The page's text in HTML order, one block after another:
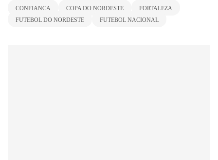
CONFIANCA COPA DO NORDESTE
FORTALEZA
FUTEBOL DO NORDESTE
FUTEBOL NACIONAL